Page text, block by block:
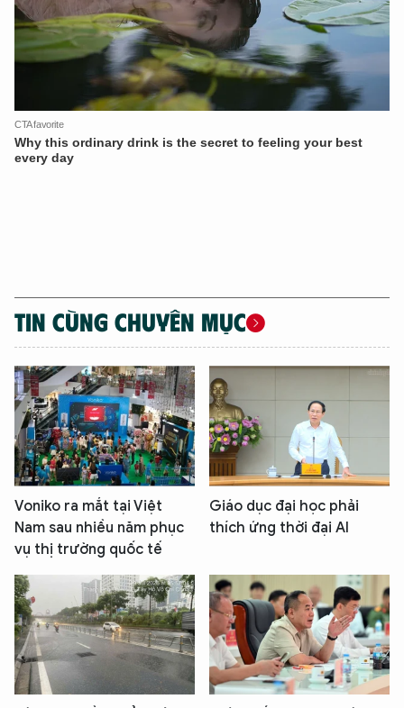
TIN CÙNG CHUYÊN MỤC
Voniko ra mắt tại Việt
Nam sau nhiều năm phục
vụ thị trường quốc tế
Giáo dục đại học phải
thích ứng thời đại AI